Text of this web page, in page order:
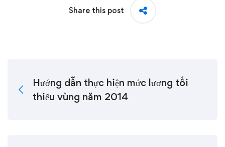
Share this post
Hướng dẫn thực hiện mức lương tối
thiểu vùng năm 2014